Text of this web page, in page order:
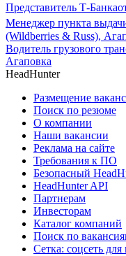
Представитель Т-Банка
Менеджер пункта
(Wildberries & Russ),
Водитель грузового
Агаповка
HeadHunter
Размещение
Поиск по резюме
О компании
Наши вакансии
Реклама на сайте
Требования к ПО
Безопасный
HeadHunter API
Партнерам
Инвесторам
Каталог компаний
Поиск по
Сетка: соцсеть для